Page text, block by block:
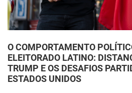
O COMPORTAMENTO
ELEITORADO LATINO:
TRUMP E OS DESAFIOS
ESTADOS UNIDOS